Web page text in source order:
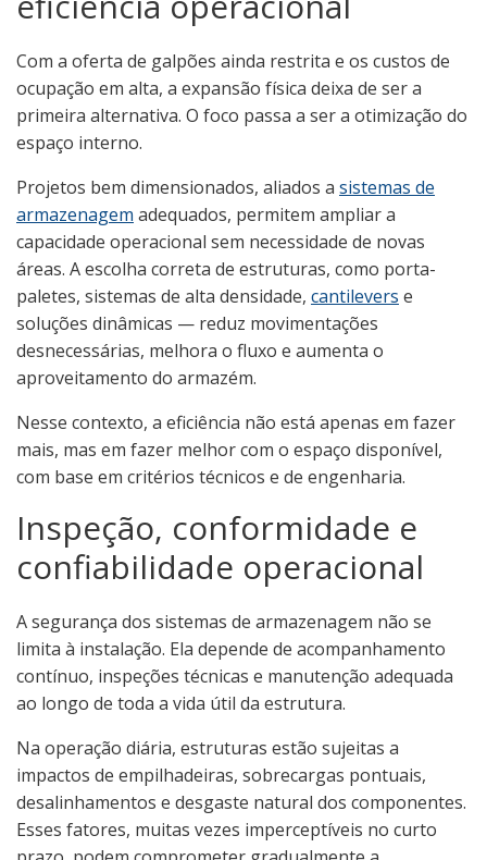
Com a oferta de galpões ainda restrita e os custos de
ocupação em alta, a expansão física deixa de ser a
primeira alternativa. O foco passa a ser a otimização do
espaço interno.
Projetos bem dimensionados, aliados a sistemas de
armazenagem adequados, permitem ampliar a
capacidade operacional sem necessidade de novas
áreas. A escolha correta de estruturas, como porta-
paletes, sistemas de alta densidade, cantilevers e
soluções dinâmicas — reduz movimentações
desnecessárias, melhora o fluxo e aumenta o
aproveitamento do armazém.
Nesse contexto, a eficiência não está apenas em fazer
mais, mas em fazer melhor com o espaço disponível,
com base em critérios técnicos e de engenharia.
Inspeção, conformidade e
confiabilidade operacional
A segurança dos sistemas de armazenagem não se
limita à instalação. Ela depende de acompanhamento
contínuo, inspeções técnicas e manutenção adequada
ao longo de toda a vida útil da estrutura.
Na operação diária, estruturas estão sujeitas a
impactos de empilhadeiras, sobrecargas pontuais,
desalinhamentos e desgaste natural dos componentes.
Esses fatores, muitas vezes imperceptíveis no curto